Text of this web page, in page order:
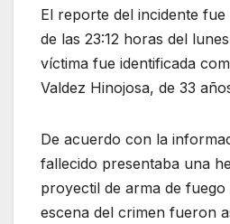
El reporte del incidente
de las 23:12 horas del
víctima fue identificada
Valdez Hinojosa, de 33
De acuerdo con la
fallecido presentaba una
proyectil de arma de
escena del crimen fueron